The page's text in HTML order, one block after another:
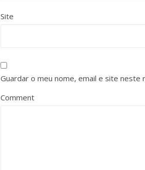
Site
Guardar o meu nome, email e site neste
Comment